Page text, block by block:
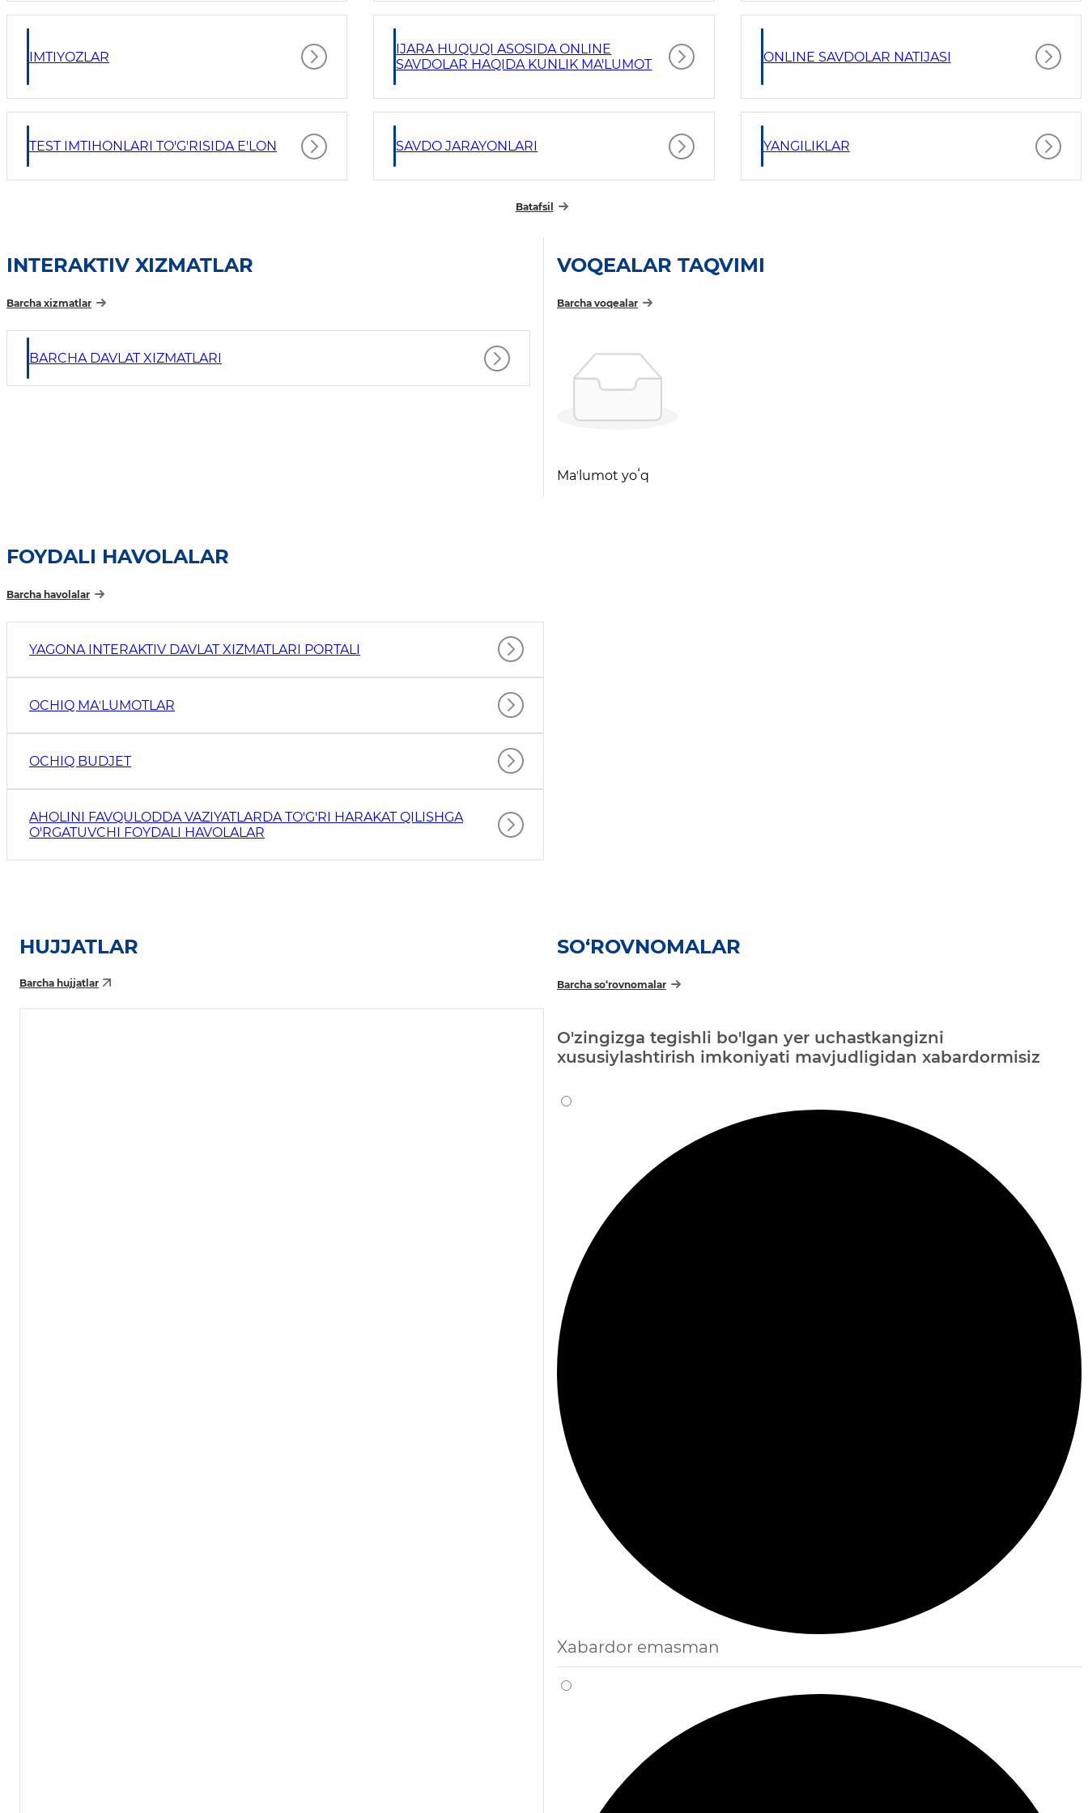
IMTIYOZLAR
IJARA HUQUQI ASOSIDA ONLINE
SAVDOLAR HAQIDA KUNLIK MA'LUMOT
ONLINE SAVDOLAR NATIJASI
TEST IMTIHONLARI TO'G'RISIDA E'LON SAVDO JARAYONLARI YANGILIKLAR
Batafsil
INTERAKTIV XIZMATLAR
Barcha xizmatlar
BARCHA DAVLAT XIZMATLARI
VOQEALAR TAQVIMI
Barcha voqealar
Maʼlumot yoʻq
FOYDALI HAVOLALAR
Barcha havolalar
YAGONA INTERAKTIV DAVLAT XIZMATLARI PORTALI
OCHIQ MAʼLUMOTLAR
OCHIQ BUDJET
AHOLINI FAVQULODDA VAZIYATLARDA TO'G'RI HARAKAT QILISHGA
O'RGATUVCHI FOYDALI HAVOLALAR
HUJJATLAR
Barcha hujjatlar
SO‘ROVNOMALAR
Barcha so‘rovnomalar
O'zingizga tegishli bo'lgan yer uchastkangizni
xususiylashtirish imkoniyati mavjudligidan xabardormisiz
Xabardor emasman